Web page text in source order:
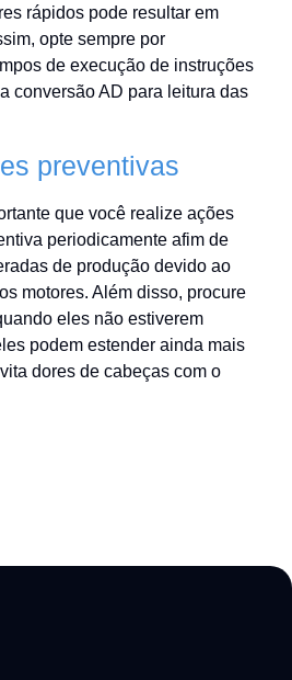
rápidos pode resultar em
opte sempre por
de execução de instruções
conversão AD para leitura das
preventivas
que você realize ações
periodicamente afim de
de produção devido ao
motores. Além disso, procure
eles não estiverem
podem estender ainda mais
dores de cabeças com o